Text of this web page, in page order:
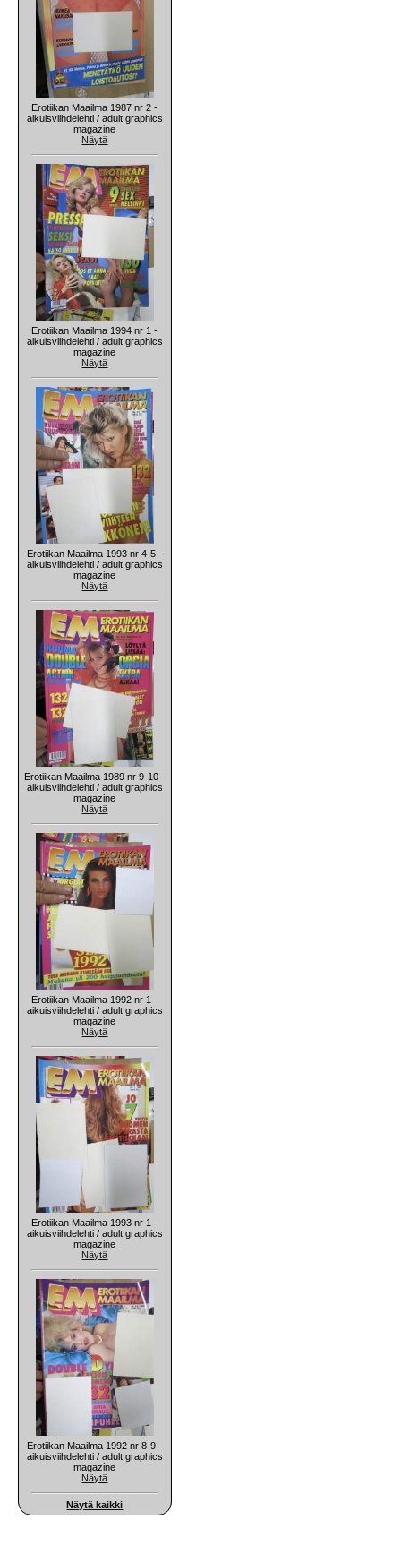
Erotiikan Maailma 1987 nr 2 -
aikuisviihdelehti / adult graphics
magazine
Näytä
Erotiikan Maailma 1994 nr 1 -
aikuisviihdelehti / adult graphics
magazine
Näytä
Erotiikan Maailma 1993 nr 4-5 -
aikuisviihdelehti / adult graphics
magazine
Näytä
Erotiikan Maailma 1989 nr 9-10 -
aikuisviihdelehti / adult graphics
magazine
Näytä
Erotiikan Maailma 1992 nr 1 -
aikuisviihdelehti / adult graphics
magazine
Näytä
Erotiikan Maailma 1993 nr 1 -
aikuisviihdelehti / adult graphics
magazine
Näytä
Erotiikan Maailma 1992 nr 8-9 -
aikuisviihdelehti / adult graphics
magazine
Näytä
Näytä kaikki